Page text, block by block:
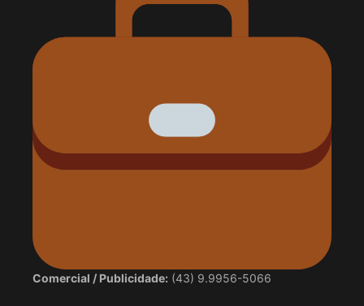
Comercial / Publicidade: (43) 9.9956-5066